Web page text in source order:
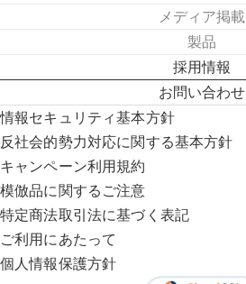
メディア掲載
製品
採用情報
お問い合わせ
情報セキュリティ基本方針
反社会的勢力対応に関する基本方針
キャンペーン利用規約
模倣品に関するご注意
特定商法取引法に基づく表記
ご利用にあたって
個人情報保護方針